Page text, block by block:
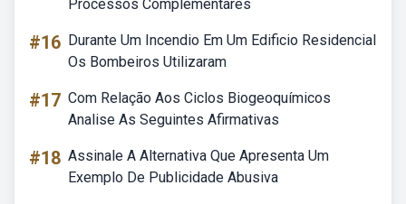
Processos Complementares
#16 Durante Um Incendio Em Um Edificio Residencial
Os Bombeiros Utilizaram
#17 Com Relação Aos Ciclos Biogeoquímicos
Analise As Seguintes Afirmativas
#18 Assinale A Alternativa Que Apresenta Um
Exemplo De Publicidade Abusiva